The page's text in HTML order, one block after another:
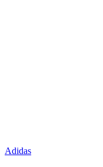
Adidas